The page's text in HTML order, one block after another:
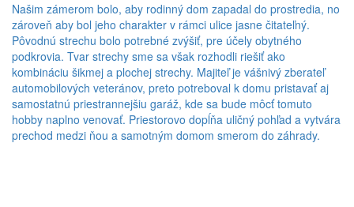
Našim zámerom bolo, aby rodinný dom zapadal do prostredia, no
zároveň aby bol jeho charakter v rámci ulice jasne čitateľný.
Pôvodnú strechu bolo potrebné zvýšiť, pre účely obytného
podkrovia. Tvar strechy sme sa však rozhodli riešiť ako
kombináciu šikmej a plochej strechy. Majiteľ je vášnivý zberateľ
automobilových veteránov, preto potreboval k domu pristavať aj
samostatnú priestrannejšiu garáž, kde sa bude môcť tomuto
hobby naplno venovať. Priestorovo dopĺňa uličný pohľad a vytvára
prechod medzi ňou a samotným domom smerom do záhrady.